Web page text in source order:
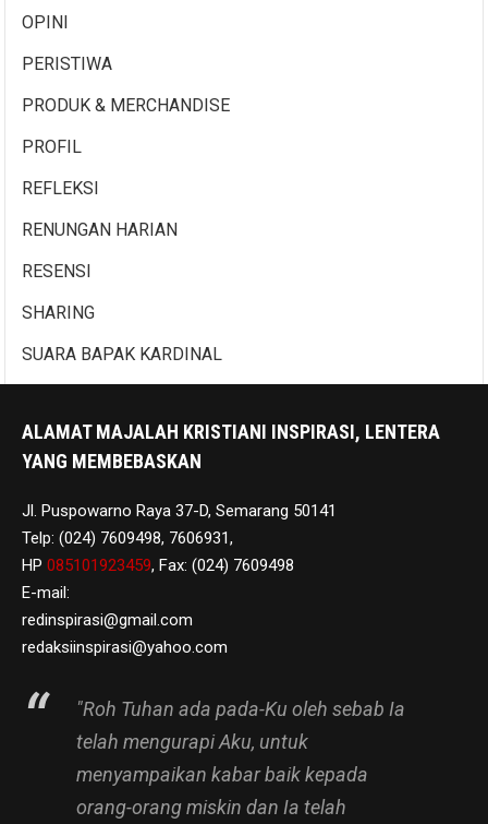
OPINI
PERISTIWA
PRODUK & MERCHANDISE
PROFIL
REFLEKSI
RENUNGAN HARIAN
RESENSI
SHARING
SUARA BAPAK KARDINAL
ALAMAT MAJALAH KRISTIANI INSPIRASI, LENTERA
YANG MEMBEBASKAN
Jl. Puspowarno Raya 37-D, Semarang 50141
Telp: (024) 7609498, 7606931,
HP 085101923459, Fax: (024) 7609498
E-mail:
redinspirasi@gmail.com
redaksiinspirasi@yahoo.com
"Roh Tuhan ada pada-Ku oleh sebab Ia
telah mengurapi Aku, untuk
menyampaikan kabar baik kepada
orang-orang miskin dan Ia telah